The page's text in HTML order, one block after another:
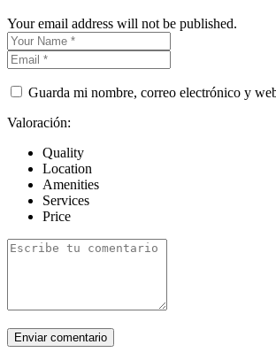
Your email address will not be published.
Guarda mi nombre, correo electrónico y
Valoración:
Quality
Location
Amenities
Services
Price